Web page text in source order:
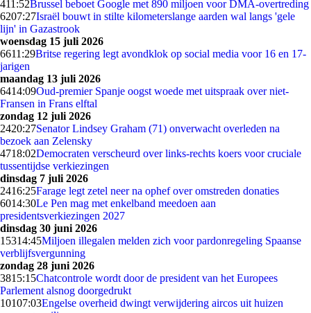
411:52Brussel beboet Google met 890 miljoen voor DMA-overtreding
6207:27Israël bouwt in stilte kilometerslange aarden wal langs 'gele
lijn' in Gazastrook
woensdag 15 juli 2026
6611:29Britse regering legt avondklok op social media voor 16 en 17-
jarigen
maandag 13 juli 2026
6414:09Oud-premier Spanje oogst woede met uitspraak over niet-
Fransen in Frans elftal
zondag 12 juli 2026
2420:27Senator Lindsey Graham (71) onverwacht overleden na
bezoek aan Zelensky
4718:02Democraten verscheurd over links-rechts koers voor cruciale
tussentijdse verkiezingen
dinsdag 7 juli 2026
2416:25Farage legt zetel neer na ophef over omstreden donaties
6014:30Le Pen mag met enkelband meedoen aan
presidentsverkiezingen 2027
dinsdag 30 juni 2026
15314:45Miljoen illegalen melden zich voor pardonregeling Spaanse
verblijfsvergunning
zondag 28 juni 2026
3815:15Chatcontrole wordt door de president van het Europees
Parlement alsnog doorgedrukt
10107:03Engelse overheid dwingt verwijdering aircos uit huizen